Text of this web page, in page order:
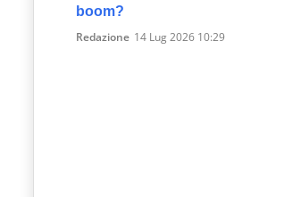
boom?
Redazione 14 Lug 2026 10:29